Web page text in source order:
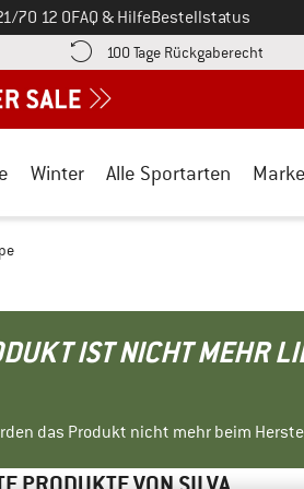
an unter
70 12 0FAQ & HilfeBestellstatus
Öffnet sich in einer Infobox
100 Tage Rückgaberecht
Winter Alle Sportarten
IST NICHT MEHR
das Produkt nicht mehr beim